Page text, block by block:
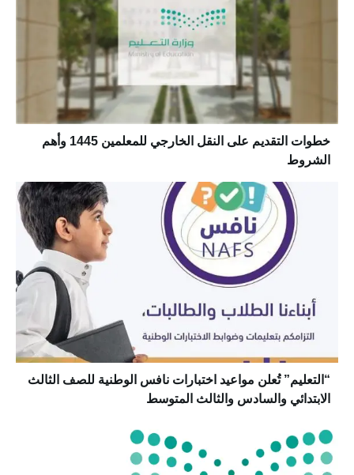
خطوات التقديم على النقل الخارجي للمعلمين 1445 وأهم
الشروط
“التعليم” تُعلن مواعيد اختبارات نافس الوطنية للصف الثالث
الابتدائي والسادس والثالث المتوسط